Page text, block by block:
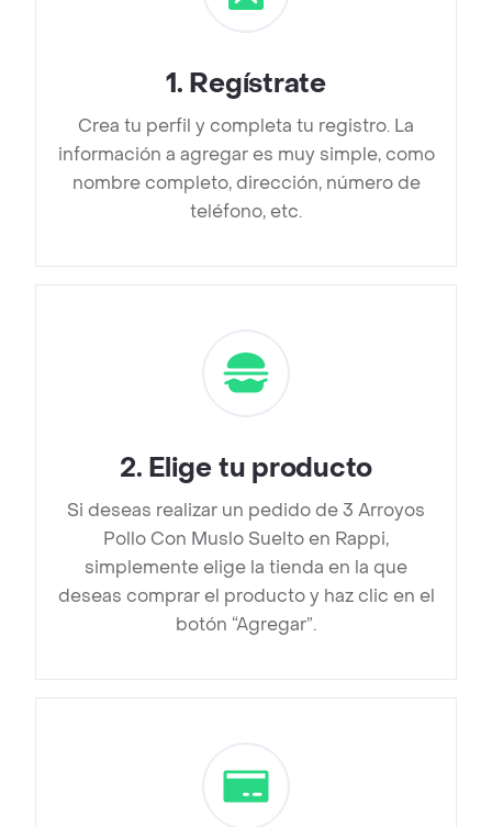
1. Regístrate
Crea tu perfil y completa tu registro. La
información a agregar es muy simple, como
nombre completo, dirección, número de
teléfono, etc.
2. Elige tu producto
Si deseas realizar un pedido de 3 Arroyos
Pollo Con Muslo Suelto en Rappi,
simplemente elige la tienda en la que
deseas comprar el producto y haz clic en el
botón “Agregar”.